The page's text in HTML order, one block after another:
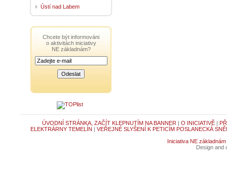
Ústí nad Labem
Chcete být informováni
o aktivitách iniciativy
NE základnám?
ÚVODNÍ STRÁNKA, ZAČÍT KLEPNUTÍM NA BANNER | O INICIATIVĚ|
ELEKTRÁRNY TEMELÍN | VEŘEJNÉ SLYŠENÍ K PETICÍM POSLANECKÁ
Iniciativa NE základnám
Design and